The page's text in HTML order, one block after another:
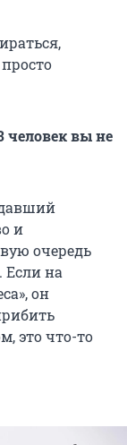
человеквы не
и
очередь
Если на
он
это что-то